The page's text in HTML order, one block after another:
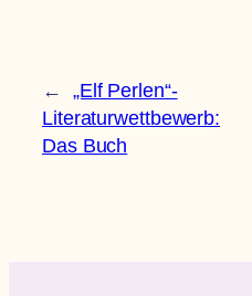
←
„Elf Perlen“-
Literaturwettbewerb:
Das Buch